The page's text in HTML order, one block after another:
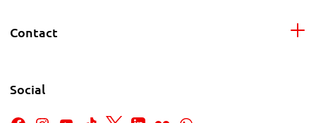
Contact
Social